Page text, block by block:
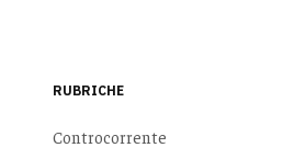
RUBRICHE
Controcorrente